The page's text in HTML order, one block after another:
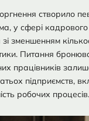
створило
у сфері
зменшенням
Питання
працівників
підприємств,
робочих процесів.